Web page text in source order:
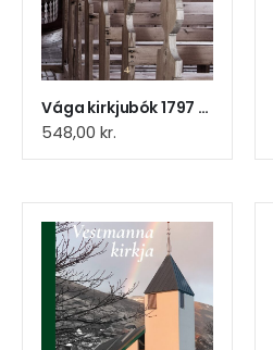
Vága kirkjubók 1797 - 1892 (9)
548,00 kr.